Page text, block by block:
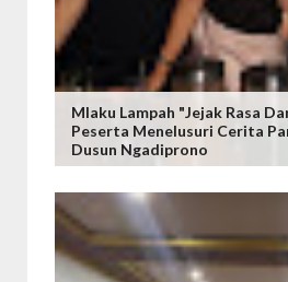
Mlaku Lampah "Jejak Rasa
Peserta Menelusuri Cerita
Dusun Ngadiprono